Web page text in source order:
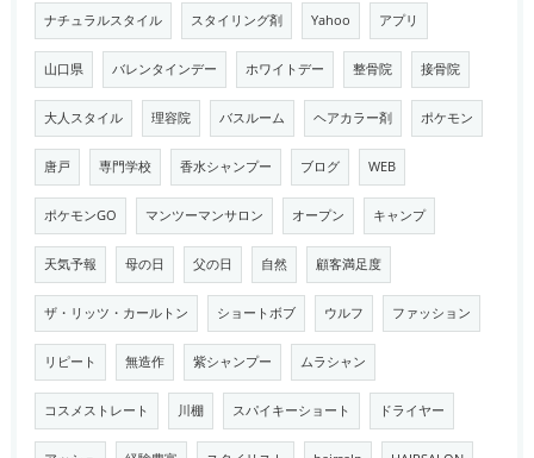
ナチュラルスタイル スタイリング剤 Yahoo アプリ
山口県 バレンタインデー ホワイトデー 整骨院 接骨院
大人スタイル 理容院 バスルーム ヘアカラー剤 ポケモン
唐戸 専門学校 香水シャンプー ブログ WEB
ポケモンGO マンツーマンサロン オープン キャンプ
天気予報 母の日 父の日 自然 顧客満足度
ザ・リッツ・カールトン ショートボブ ウルフ ファッション
リピート 無造作 紫シャンプー ムラシャン
コスメストレート 川棚 スパイキーショート ドライヤー